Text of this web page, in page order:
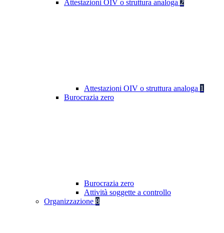
Attestazioni OIV o struttura analoga 2
Attestazioni OIV o struttura analoga 1
Burocrazia zero
Burocrazia zero
Attività soggette a controllo
Organizzazione 8